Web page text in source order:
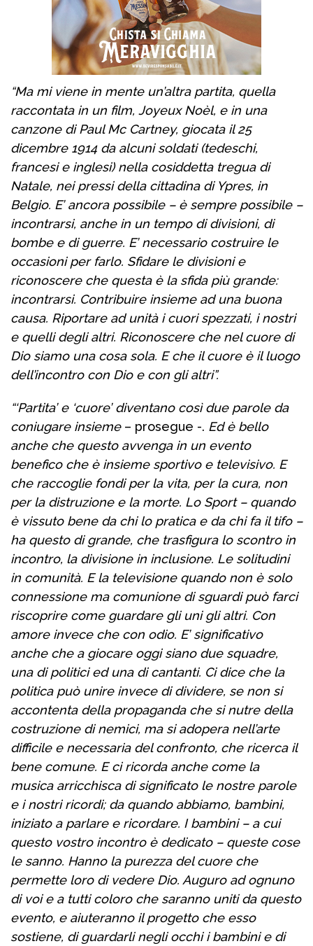
“Ma mi viene in mente un’altra partita, quella
raccontata in un film, Joyeux Noèl, e in una
canzone di Paul Mc Cartney, giocata il 25
dicembre 1914 da alcuni soldati (tedeschi,
francesi e inglesi) nella cosiddetta tregua di
Natale, nei pressi della cittadina di Ypres, in
Belgio. E’ ancora possibile – è sempre possibile –
incontrarsi, anche in un tempo di divisioni, di
bombe e di guerre. E’ necessario costruire le
occasioni per farlo. Sfidare le divisioni e
riconoscere che questa è la sfida più grande:
incontrarsi. Contribuire insieme ad una buona
causa. Riportare ad unità i cuori spezzati, i nostri
e quelli degli altri. Riconoscere che nel cuore di
Dio siamo una cosa sola. E che il cuore è il luogo
dell’incontro con Dio e con gli altri”.
“‘Partita’ e ‘cuore’ diventano così due parole da
coniugare insieme– prosegue -. Ed è bello
anche che questo avvenga in un evento
benefico che è insieme sportivo e televisivo. E
che raccoglie fondi per la vita, per la cura, non
per la distruzione e la morte. Lo Sport – quando
è vissuto bene da chi lo pratica e da chi fa il tifo –
ha questo di grande, che trasfigura lo scontro in
incontro, la divisione in inclusione. Le solitudini
in comunità. E la televisione quando non è solo
connessione ma comunione di sguardi può farci
riscoprire come guardare gli uni gli altri. Con
amore invece che con odio. E’ significativo
anche che a giocare oggi siano due squadre,
una di politici ed una di cantanti. Ci dice che la
politica può unire invece di dividere, se non si
accontenta della propaganda che si nutre della
costruzione di nemici, ma si adopera nell’arte
difficile e necessaria del confronto, che ricerca il
bene comune. E ci ricorda anche come la
musica arricchisca di significato le nostre parole
e i nostri ricordi; da quando abbiamo, bambini,
iniziato a parlare e ricordare. I bambini – a cui
questo vostro incontro è dedicato – queste cose
le sanno. Hanno la purezza del cuore che
permette loro di vedere Dio. Auguro ad ognuno
di voi e a tutti coloro che saranno uniti da questo
evento, e aiuteranno il progetto che esso
sostiene, di guardarli negli occhi i bambini e di